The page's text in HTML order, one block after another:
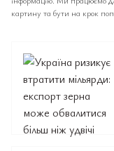
картину та бути на крок